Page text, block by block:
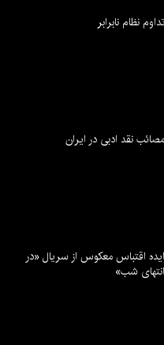
تداوم نظام نابرابر
مصائب نقد ادبی در ایران
ایده اقتباس معکوس از سریال «در
انتهای شب»